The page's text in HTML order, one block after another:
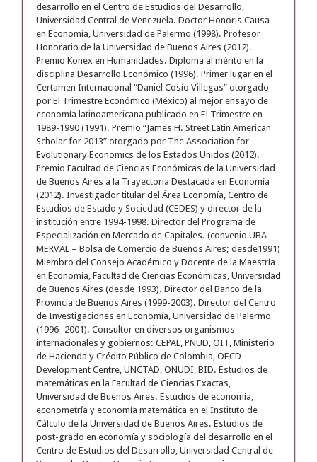
desarrollo en el Centro de Estudios del Desarrollo,
Universidad Central de Venezuela. Doctor Honoris Causa
en Economía, Universidad de Palermo (1998). Profesor
Honorario de la Universidad de Buenos Aires (2012).
Premio Konex en Humanidades. Diploma al mérito en la
disciplina Desarrollo Económico (1996). Primer lugar en el
Certamen Internacional “Daniel Cosío Villegas” otorgado
por El Trimestre Económico (México) al mejor ensayo de
economía latinoamericana publicado en El Trimestre en
1989-1990 (1991). Premio “James H. Street Latin American
Scholar for 2013” otorgado por The Association for
Evolutionary Economics de los Estados Unidos (2012).
Premio Facultad de Ciencias Económicas de la Universidad
de Buenos Aires a la Trayectoria Destacada en Economía
(2012). Investigador titular del Área Economía, Centro de
Estudios de Estado y Sociedad (CEDES) y director de la
institución entre 1994-1998. Director del Programa de
Especialización en Mercado de Capitales. (convenio UBA–
MERVAL – Bolsa de Comercio de Buenos Aires; desde1991)
Miembro del Consejo Académico y Docente de la Maestría
en Economía, Facultad de Ciencias Económicas, Universidad
de Buenos Aires (desde 1993). Director del Banco de la
Provincia de Buenos Aires (1999-2003). Director del Centro
de Investigaciones en Economía, Universidad de Palermo
(1996- 2001). Consultor en diversos organismos
internacionales y gobiernos: CEPAL, PNUD, OIT, Ministerio
de Hacienda y Crédito Público de Colombia, OECD
Development Centre, UNCTAD, ONUDI, BID. Estudios de
matemáticas en la Facultad de Ciencias Exactas,
Universidad de Buenos Aires. Estudios de economía,
econometría y economía matemática en el Instituto de
Cálculo de la Universidad de Buenos Aires. Estudios de
post-grado en economía y sociología del desarrollo en el
Centro de Estudios del Desarrollo, Universidad Central de